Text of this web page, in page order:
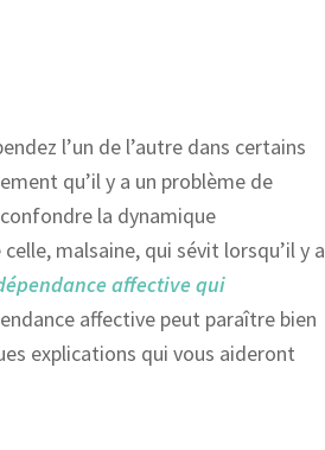
l’un de l’autre dans certains
qu’il y a un problème de
la dynamique
malsaine, qui sévit lorsqu’il y a
affective qui
affective peut paraître bien
explications qui vous aideront